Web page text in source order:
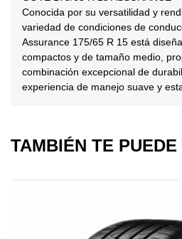
Conocida por su versatilidad y
variedad de condiciones de
Assurance 175/65 R 15 está
compactos y de tamaño medio,
combinación excepcional de
experiencia de manejo suave y
TAMBIÉN TE